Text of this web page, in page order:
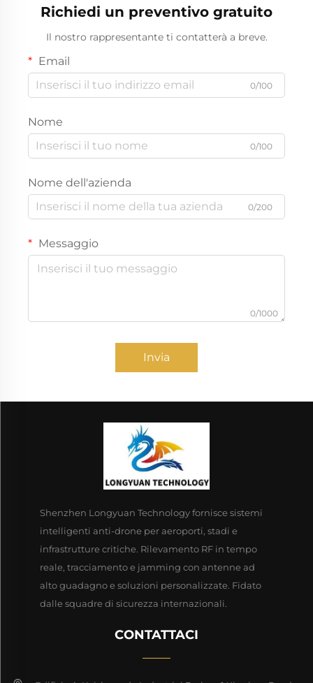
Richiedi un preventivo gratuito
Il nostro rappresentante ti contatterà a breve.
Email
0/100
Nome
0/100
Nome dell'azienda
0/200
Messaggio
0/1000
Invia
Shenzhen Longyuan Technology fornisce sistemi
intelligenti anti-drone per aeroporti, stadi e
infrastrutture critiche. Rilevamento RF in tempo
reale, tracciamento e jamming con antenne ad
alto guadagno e soluzioni personalizzate. Fidato
dalle squadre di sicurezza internazionali.
CONTATTACI